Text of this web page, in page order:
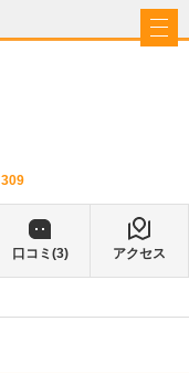
309
口コミ(3) アクセス